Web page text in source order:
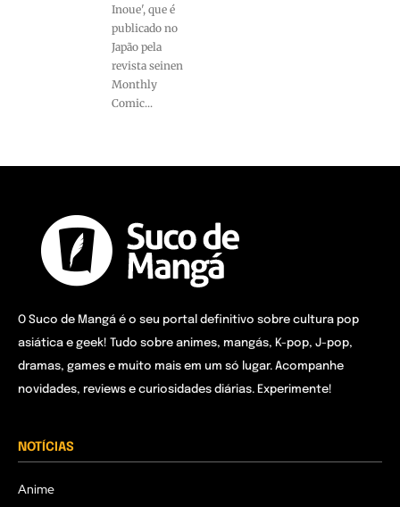
Inoue', que é
publicado no
Japão pela
revista seinen
Monthly
Comic...
O Suco de Mangá é o seu portal definitivo sobre cultura pop
asiática e geek! Tudo sobre animes, mangás, K-pop, J-pop,
dramas, games e muito mais em um só lugar. Acompanhe
novidades, reviews e curiosidades diárias. Experimente!
NOTÍCIAS
Anime